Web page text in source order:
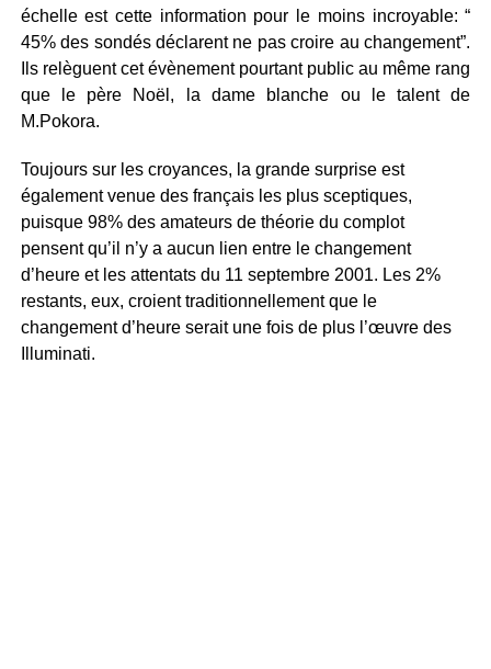
échelle est cette information pour le moins incroyable: “
45% des sondés déclarent ne pas croire au changement”.
Ils relèguent cet évènement pourtant public au même rang
que le père Noël, la dame blanche ou le talent de
M.Pokora.
Toujours sur les croyances, la grande surprise est
également venue des français les plus sceptiques,
puisque 98% des amateurs de théorie du complot
pensent qu’il n’y a aucun lien entre le changement
d’heure et les attentats du 11 septembre 2001. Les 2%
restants, eux, croient traditionnellement que le
changement d’heure serait une fois de plus l’œuvre des
Illuminati.